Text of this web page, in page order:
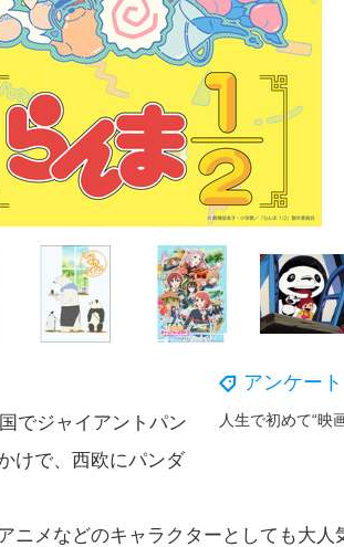
アンケー
でジャイアントパン
けで、西欧にパンダ
メなどのキャラクターとしても大人